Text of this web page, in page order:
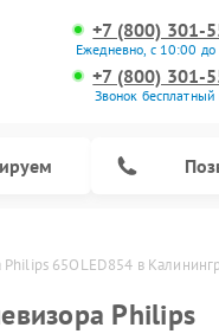
+7 (800) 301-
Ежедневно, с 10:00
+7 (800) 301-
Звонок
Philips 65OLED854 в
Philips